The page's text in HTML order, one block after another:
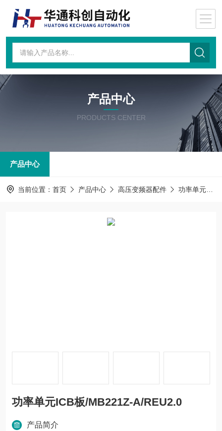
产品中心
PRODUCTS CENTER
产品中心
当前位置： 首页 产品中心 高压变频器配件 功率单元
功率单元ICB板/MB221Z-A/REU2.0
产品简介